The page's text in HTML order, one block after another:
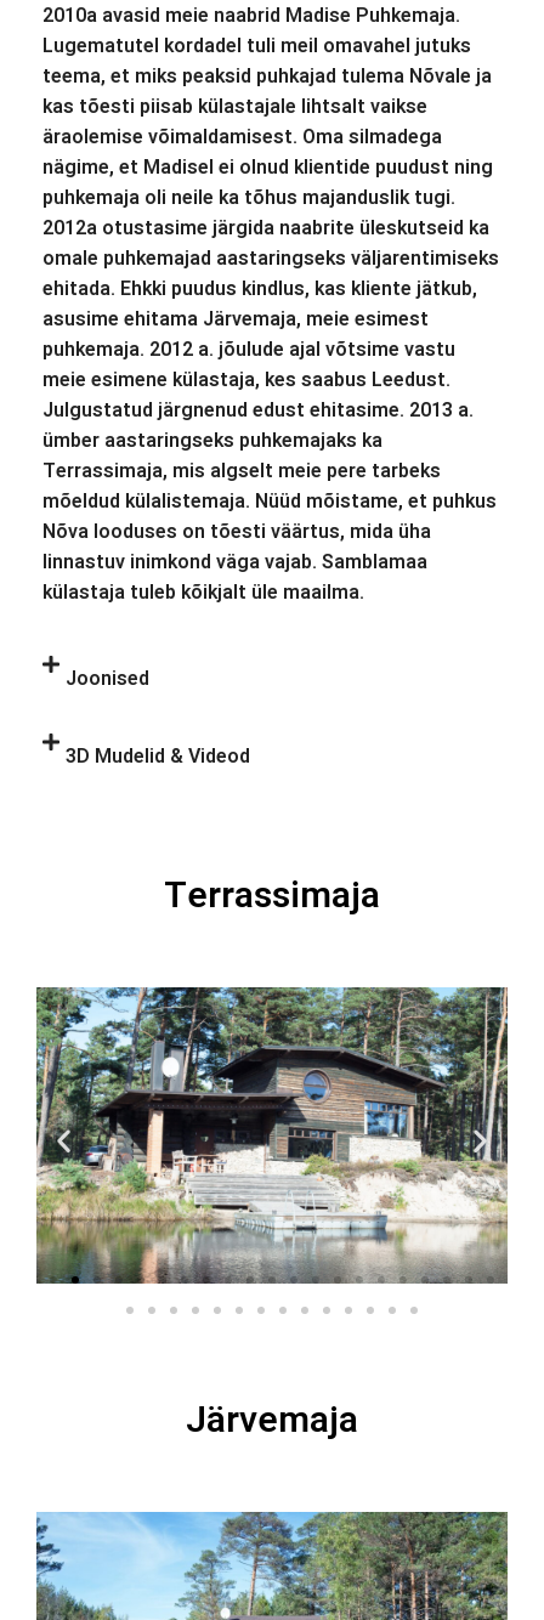
2010a avasid meie naabrid Madise Puhkemaja.
Lugematutel kordadel tuli meil omavahel jutuks
teema, et miks peaksid puhkajad tulema Nõvale ja
kas tõesti piisab külastajale lihtsalt vaikse
äraolemise võimaldamisest. Oma silmadega
nägime, et Madisel ei olnud klientide puudust ning
puhkemaja oli neile ka tõhus majanduslik tugi.
2012a otustasime järgida naabrite üleskutseid ka
omale puhkemajad aastaringseks väljarentimiseks
ehitada. Ehkki puudus kindlus, kas kliente jätkub,
asusime ehitama Järvemaja, meie esimest
puhkemaja. 2012 a. jõulude ajal võtsime vastu
meie esimene külastaja, kes saabus Leedust.
Julgustatud järgnenud edust ehitasime. 2013 a.
ümber aastaringseks puhkemajaks ka
Terrassimaja, mis algselt meie pere tarbeks
mõeldud külalistemaja. Nüüd mõistame, et puhkus
Nõva looduses on tõesti väärtus, mida üha
linnastuv inimkond väga vajab. Samblamaa
külastaja tuleb kõikjalt üle maailma.
Joonised
3D Mudelid & Videod
Terrassimaja
Järvemaja